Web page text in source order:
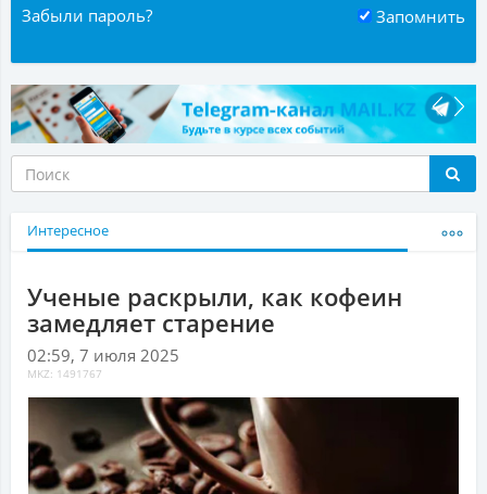
Забыли пароль? Запомнить
Интересное
Ученые раскрыли, как кофеин
замедляет старение
02:59, 7 июля 2025
MKZ: 1491767